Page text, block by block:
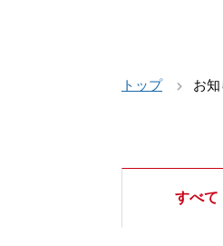
トップ お
すべて